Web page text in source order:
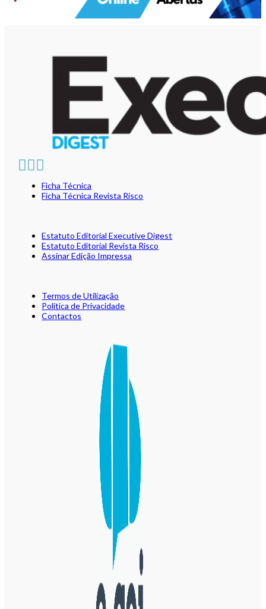
Ficha Técnica
Ficha Técnica Revista Risco
Estatuto Editorial Executive Digest
Estatuto Editorial Revista Risco
Assinar Edição Impressa
Termos de Utilização
Política de Privacidade
Contactos